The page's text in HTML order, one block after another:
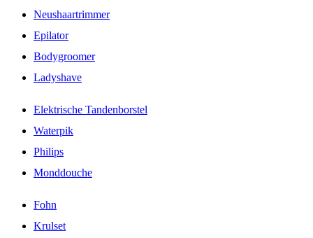
Neushaartrimmer
Epilator
Bodygroomer
Ladyshave
Elektrische Tandenborstel
Waterpik
Philips
Monddouche
Fohn
Krulset